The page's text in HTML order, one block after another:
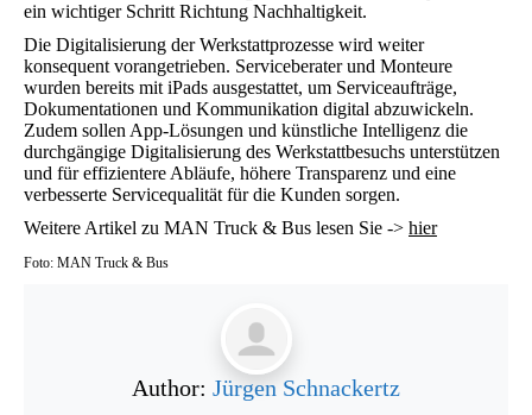
ein wichtiger Schritt Richtung Nachhaltigkeit.
Die Digitalisierung der Werkstattprozesse wird weiter
konsequent vorangetrieben. Serviceberater und Monteure
wurden bereits mit iPads ausgestattet, um Serviceaufträge,
Dokumentationen und Kommunikation digital abzuwickeln.
Zudem sollen App-Lösungen und künstliche Intelligenz die
durchgängige Digitalisierung des Werkstattbesuchs unterstützen
und für effizientere Abläufe, höhere Transparenz und eine
verbesserte Servicequalität für die Kunden sorgen.
Weitere Artikel zu MAN Truck & Bus lesen Sie -> hier
Foto: MAN Truck & Bus
Author: Jürgen Schnackertz